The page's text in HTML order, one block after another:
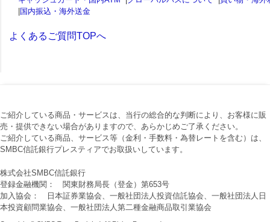
|国内振込・海外送金
よくあるご質問TOPへ
ご紹介している商品・サービスは、当行の総合的な判断により、お客様に販
売・提供できない場合がありますので、あらかじめご了承ください。
ご紹介している商品、サービス等（金利・手数料・為替レートを含む）は、
SMBC信託銀行プレスティアでお取扱いしています。
株式会社SMBC信託銀行
登録金融機関： 関東財務局長（登金）第653号
加入協会： 日本証券業協会、一般社団法人投資信託協会、一般社団法人日
本投資顧問業協会、一般社団法人第二種金融商品取引業協会